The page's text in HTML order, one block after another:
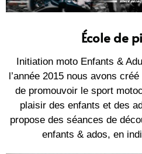
École de
Initiation moto Enfants &
l’année 2015 nous avons
de promouvoir le sport
plaisir des enfants et des
propose des séances de
enfants & ados, en